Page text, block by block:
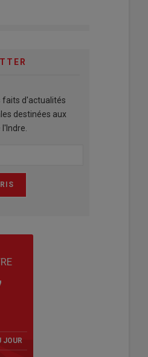
faits d'actualités
destinées aux
JOUR